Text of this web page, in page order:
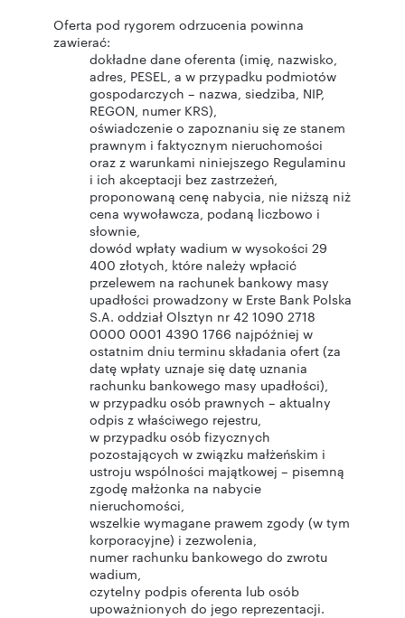
Oferta pod rygorem odrzucenia powinna
zawierać:
dokładne dane oferenta (imię, nazwisko,
adres, PESEL, a w przypadku podmiotów
gospodarczych – nazwa, siedziba, NIP,
REGON, numer KRS),
oświadczenie o zapoznaniu się ze stanem
prawnym i faktycznym nieruchomości
oraz z warunkami niniejszego Regulaminu
i ich akceptacji bez zastrzeżeń,
proponowaną cenę nabycia, nie niższą niż
cena wywoławcza, podaną liczbowo i
słownie,
dowód wpłaty wadium w wysokości 29
400 złotych, które należy wpłacić
przelewem na rachunek bankowy masy
upadłości prowadzony w Erste Bank Polska
S.A. oddział Olsztyn nr 42 1090 2718
0000 0001 4390 1766 najpóźniej w
ostatnim dniu terminu składania ofert (za
datę wpłaty uznaje się datę uznania
rachunku bankowego masy upadłości),
w przypadku osób prawnych – aktualny
odpis z właściwego rejestru,
w przypadku osób fizycznych
pozostających w związku małżeńskim i
ustroju wspólności majątkowej – pisemną
zgodę małżonka na nabycie
nieruchomości,
wszelkie wymagane prawem zgody (w tym
korporacyjne) i zezwolenia,
numer rachunku bankowego do zwrotu
wadium,
czytelny podpis oferenta lub osób
upoważnionych do jego reprezentacji.